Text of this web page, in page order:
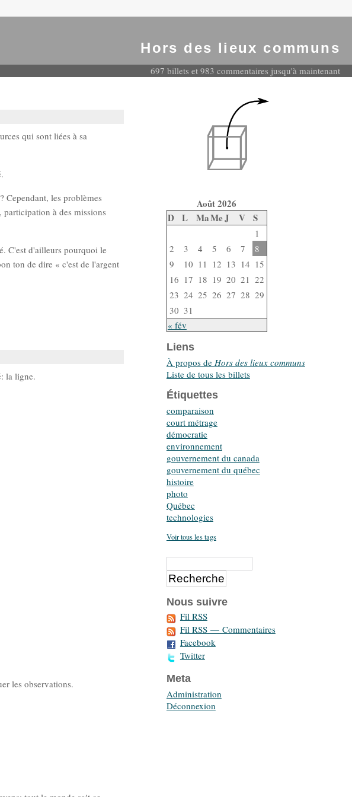
Hors des lieux communs
697 billets et 983 commentaires jusqu'à maintenant
qui sont liées à sa
Cependant, les problèmes
à des missions
C'est d'ailleurs pourquoi le
ton de dire « c'est de l'argent
la ligne.
les observations.
Août 2026
D L MaMeJ V S
« fév
1
2
3 4 5 6 7
8
9
10 11 12 13 14 15
16 17 18 19 20 21 22
23 24 25 26 27 28 29
30 31
Liens
À propos de Hors des lieux communs
Liste de tous les billets
Étiquettes
comparaison
court métrage
démocratie
environnement
gouvernement du canada
gouvernement du québec
histoire
photo
Québec
technologies
Voir tous les tags
Nous suivre
Fil RSS
Fil RSS — Commentaires
Facebook
Twitter
Meta
Administration
Déconnexion